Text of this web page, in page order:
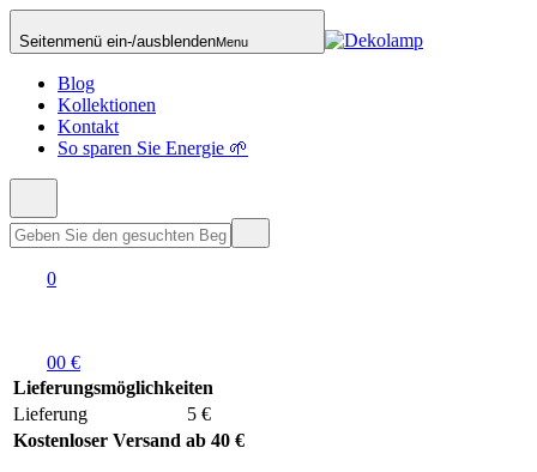
Seitenmenü ein-/ausblendenMenu
Blog
Kollektionen
Kontakt
So sparen Sie Energie 🌱
0
00 €
Lieferungsmöglichkeiten
Lieferung
5 €
Kostenloser Versand ab 40 €